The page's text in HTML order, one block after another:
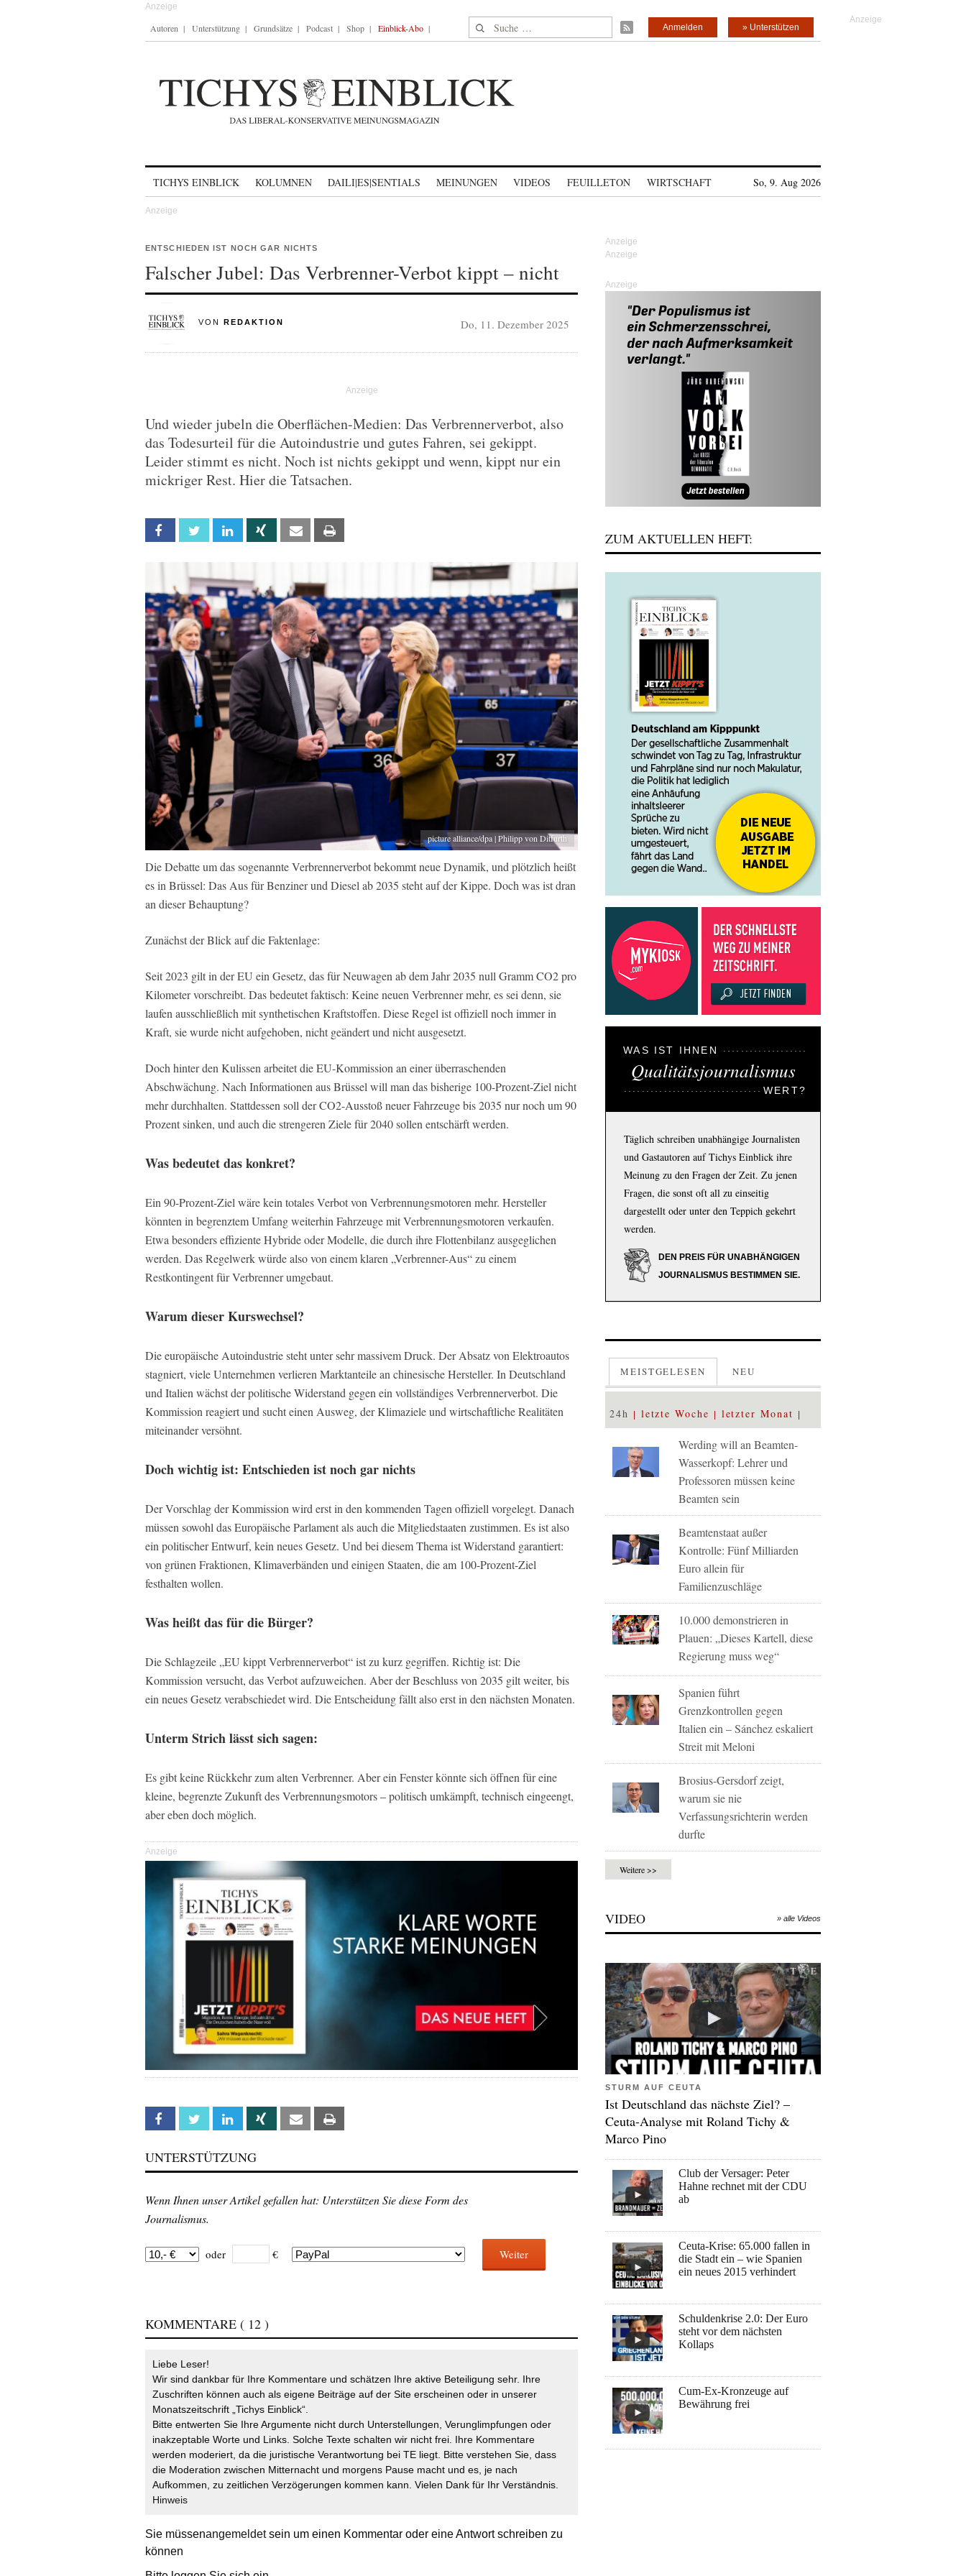
Autoren Unterstützung Grundsätze Podcast Shop Einblick-Abo Suche nach: » Unterstützen
Anmelden
TICHYS EINBLICK KOLUMNEN DAILI|ES|SENTIALS MEINUNGEN VIDEOS FEUILLETON WIRTSCHAFT So, 9. Aug 2026
ENTSCHIEDEN IST NOCH GAR NICHTS
Falscher Jubel: Das Verbrenner-Verbot kippt – nicht
VON REDAKTION Do, 11. Dezember 2025
Und wieder jubeln die Oberflächen-Medien: Das Verbrennerverbot, also
das Todesurteil für die Autoindustrie und gutes Fahren, sei gekippt.
Leider stimmt es nicht. Noch ist nichts gekippt und wenn, kippt nur ein
mickriger Rest. Hier die Tatsachen.
Facebook Twitter Linkedin Xing Email
picture alliance/dpa | Philipp von Ditfurth
Die Debatte um das sogenannte Verbrennerverbot bekommt neue Dynamik, und plötzlich heißt
es in Brüssel: Das Aus für Benziner und Diesel ab 2035 steht auf der Kippe. Doch was ist dran
an dieser Behauptung?
Zunächst der Blick auf die Faktenlage:
Seit 2023 gilt in der EU ein Gesetz, das für Neuwagen ab dem Jahr 2035 null Gramm CO2 pro
Kilometer vorschreibt. Das bedeutet faktisch: Keine neuen Verbrenner mehr, es sei denn, sie
laufen ausschließlich mit synthetischen Kraftstoffen. Diese Regel ist offiziell noch immer in
Kraft, sie wurde nicht aufgehoben, nicht geändert und nicht ausgesetzt.
Doch hinter den Kulissen arbeitet die EU-Kommission an einer überraschenden
Abschwächung. Nach Informationen aus Brüssel will man das bisherige 100-Prozent-Ziel nicht
mehr durchhalten. Stattdessen soll der CO2-Ausstoß neuer Fahrzeuge bis 2035 nur noch um 90
Prozent sinken, und auch die strengeren Ziele für 2040 sollen entschärft werden.
Was bedeutet das konkret?
Ein 90-Prozent-Ziel wäre kein totales Verbot von Verbrennungsmotoren mehr. Hersteller
könnten in begrenztem Umfang weiterhin Fahrzeuge mit Verbrennungsmotoren verkaufen.
Etwa besonders effiziente Hybride oder Modelle, die durch ihre Flottenbilanz ausgeglichen
werden. Das Regelwerk würde also von einem klaren „Verbrenner-Aus“ zu einem
Restkontingent für Verbrenner umgebaut.
Warum dieser Kurswechsel?
Die europäische Autoindustrie steht unter sehr massivem Druck. Der Absatz von Elektroautos
stagniert, viele Unternehmen verlieren Marktanteile an chinesische Hersteller. In Deutschland
und Italien wächst der politische Widerstand gegen ein vollständiges Verbrennerverbot. Die
Kommission reagiert und sucht einen Ausweg, der Klimaziele und wirtschaftliche Realitäten
miteinander versöhnt.
Doch wichtig ist: Entschieden ist noch gar nichts
Der Vorschlag der Kommission wird erst in den kommenden Tagen offiziell vorgelegt. Danach
müssen sowohl das Europäische Parlament als auch die Mitgliedstaaten zustimmen. Es ist also
ein politischer Entwurf, kein neues Gesetz. Und bei diesem Thema ist Widerstand garantiert:
von grünen Fraktionen, Klimaverbänden und einigen Staaten, die am 100-Prozent-Ziel
festhalten wollen.
Was heißt das für die Bürger?
Die Schlagzeile „EU kippt Verbrennerverbot“ ist zu kurz gegriffen. Richtig ist: Die
Kommission versucht, das Verbot aufzuweichen. Aber der Beschluss von 2035 gilt weiter, bis
ein neues Gesetz verabschiedet wird. Die Entscheidung fällt also erst in den nächsten Monaten.
Unterm Strich lässt sich sagen:
Es gibt keine Rückkehr zum alten Verbrenner. Aber ein Fenster könnte sich öffnen für eine
kleine, begrenzte Zukunft des Verbrennungsmotors – politisch umkämpft, technisch eingeengt,
aber eben doch möglich.
Anzeige
Facebook Twitter Linkedin Xing Email
UNTERSTÜTZUNG
Wenn Ihnen unser Artikel gefallen hat: Unterstützen Sie diese Form des
Journalismus.
oder € Weiter
KOMMENTARE ( 12 )
Liebe Leser!
Wir sind dankbar für Ihre Kommentare und schätzen Ihre aktive Beteiligung sehr. Ihre
Zuschriften können auch als eigene Beiträge auf der Site erscheinen oder in unserer
Monatszeitschrift „Tichys Einblick“.
Bitte entwerten Sie Ihre Argumente nicht durch Unterstellungen, Verunglimpfungen oder
inakzeptable Worte und Links. Solche Texte schalten wir nicht frei. Ihre Kommentare
werden moderiert, da die juristische Verantwortung bei TE liegt. Bitte verstehen Sie, dass
die Moderation zwischen Mitternacht und morgens Pause macht und es, je nach
Aufkommen, zu zeitlichen Verzögerungen kommen kann. Vielen Dank für Ihr Verständnis.
Hinweis
Sie müssenangemeldetsein um einen Kommentar oder eine Antwort schreiben zu
können
Anzeige
ZUM AKTUELLEN HEFT:
WAS IST IHNEN
Qualitätsjournalismus
WERT?
Täglich schreiben unabhängige Journalisten
und Gastautoren auf Tichys Einblick ihre
Meinung zu den Fragen der Zeit. Zu jenen
Fragen, die sonst oft all zu einseitig
dargestellt oder unter den Teppich gekehrt
werden.
DEN PREIS FÜR UNABHÄNGIGEN
JOURNALISMUS BESTIMMEN SIE.
MEISTGELESEN NEU
24h letzte Woche letzter Monat
Werding will an Beamten-
Wasserkopf: Lehrer und
Professoren müssen keine
Beamten sein
Beamtenstaat außer
Kontrolle: Fünf Milliarden
Euro allein für
Familienzuschläge
10.000 demonstrieren in
Plauen: „Dieses Kartell, diese
Regierung muss weg“
Spanien führt
Grenzkontrollen gegen
Italien ein – Sánchez eskaliert
Streit mit Meloni
Brosius-Gersdorf zeigt,
warum sie nie
Verfassungsrichterin werden
durfte
Weitere >>
VIDEO » alle Videos
STURM AUF CEUTA
Ist Deutschland das nächste Ziel? –
Ceuta-Analyse mit Roland Tichy &
Marco Pino
Club der Versager: Peter
Hahne rechnet mit der CDU
ab
Ceuta-Krise: 65.000 fallen in
die Stadt ein – wie Spanien
ein neues 2015 verhindert
Schuldenkrise 2.0: Der Euro
steht vor dem nächsten
Kollaps
Cum-Ex-Kronzeuge auf
Bewährung frei